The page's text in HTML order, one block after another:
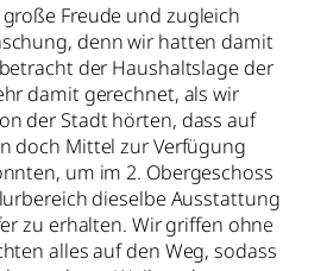
Freude und zugleich
denn wir hatten damit
der Haushaltslage der
damit gerechnet, als wir
der Stadt hörten, dass auf
doch Mittel zur Verfügung
um im 2. Obergeschoss
dieselbe Ausstattung
zu erhalten. Wir griffen ohne
alles auf den Weg, sodass